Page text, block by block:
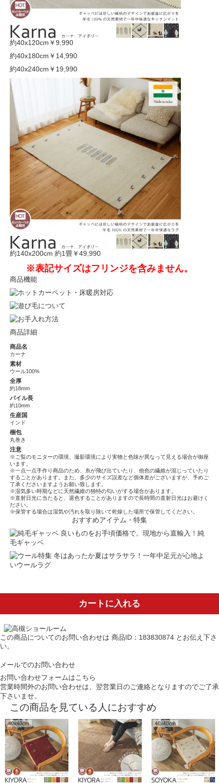
約40x120cm ￥9,990
約40x180cm ￥14,990
約40x240cm ￥19,990
約140x200cm 約1畳￥49,990
※表記サイズはフリンジを含みません。
商品機能
商品詳細
商品名
カーナ
素材
ウール100%
全厚
約18mm
パイル長
約10mm
生産国
インド
梱包
丸巻き
注意
※ご覧のモニターの環境、撮影環境により実物と色味が異なって見える場合が御座
います。
※一点一点手作り商品のため、糸が飛び出ていたり、他色の繊維が混じっていたり
することがあります。また、多少のサイズ誤差など個体差がございますが、予めご
了承くださいますようお願い致します。
※湿気多い時期などに天然繊維の独特の匂いがする場合があります。
※直射日光に当たると、退色することがありますので長時間の直射日光はお避けく
ださい。
※保管する場合は湿気や汚れを取り除いて乾燥した場所で保管してください。
おすすめアイテム・特集
良いものをお手頃価格で。現地から直輸入！純
毛ギャッベ
冬はあったか夏はサラサラ！一年中足元が心地よ
いウールラグ
カートに入れる
この商品についてのお問い合わせは 商品ID：183830874 とお伝え下さ
い。
メールでのお問い合わせ
お問い合わせフォームはこちら
営業時間外のお問い合わせは、翌営業日のご連絡となりますのでご了承
下さいませ。
この商品を見ている人におすすめ